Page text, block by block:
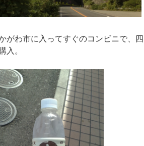
がわ市に入ってすぐのコンビニで、
入。